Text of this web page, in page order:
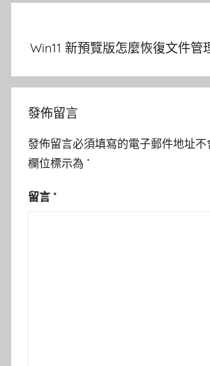
Win11 新預覽版怎麼恢復文件管
發佈留言
發佈留言必須填寫的電子郵件地址不
欄位標示為 *
留言 *